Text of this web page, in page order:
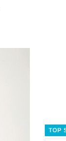
TOP